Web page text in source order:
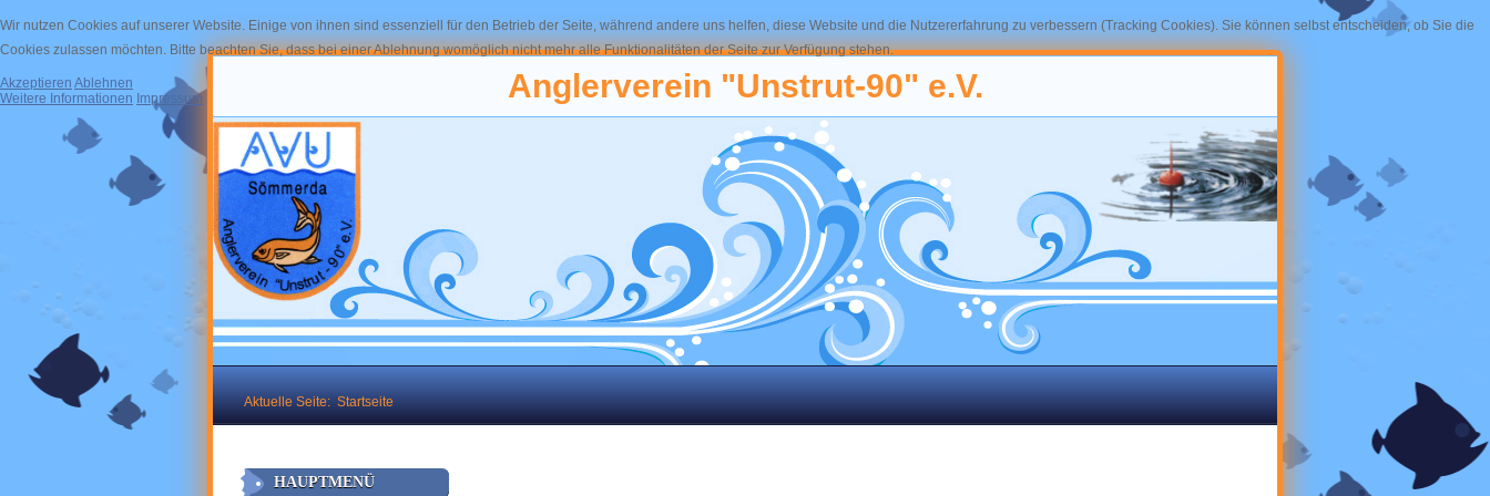
Anglerverein "Unstrut-90" e.V.
Aktuelle Seite: Startseite
HAUPTMENÜ
Wir nutzen Cookies auf unserer Website. Einige von ihnen sind essenziell für den Betrieb der Seite, während andere uns helfen, diese Website und die Nutzererfahrung zu verbessern (Tracking Cookies). Sie können selbst entscheiden, ob Sie die
Cookies zulassen möchten. Bitte beachten Sie, dass bei einer Ablehnung womöglich nicht mehr alle Funktionalitäten der Seite zur Verfügung stehen.
Akzeptieren Ablehnen
Weitere Informationen Impressum